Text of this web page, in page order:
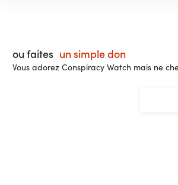
ou faites un simple don
Vous adorez Conspiracy Watch mais ne